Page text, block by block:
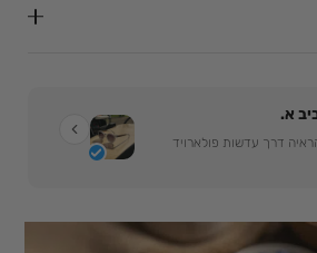
א.
דרך עדשות פולארויד